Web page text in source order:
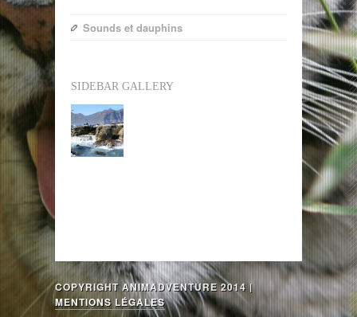
Sounds et dauphins
SIDEBAR GALLERY
COPYRIGHT ANIMADVENTURE 2014 |
MENTIONS LÉGALES